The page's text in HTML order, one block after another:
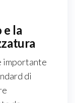
e la
importante
di